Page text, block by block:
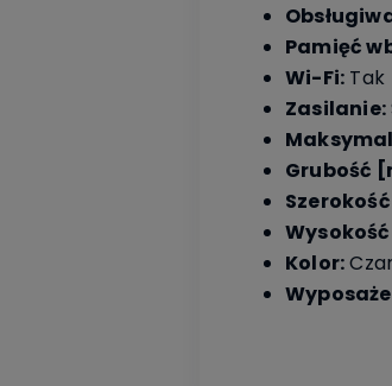
Pamięć
Wi-Fi: Tak
Zasilanie:
Grubość
Kolor: